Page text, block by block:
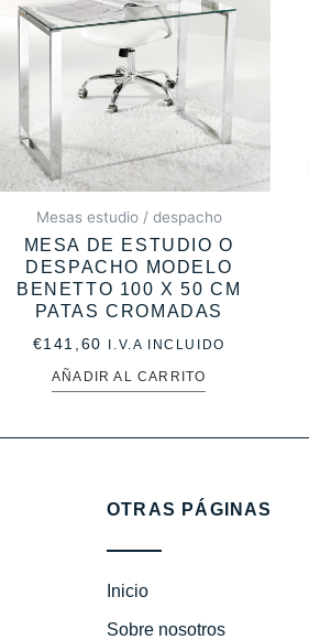
Mesas estudio / despacho
MESA DE ESTUDIO O
DESPACHO MODELO
BENETTO 100 X 50 CM
PATAS CROMADAS
€141,60 I.V.A INCLUIDO
AÑADIR AL CARRITO
OTRAS PÁGINAS
Inicio
Sobre nosotros